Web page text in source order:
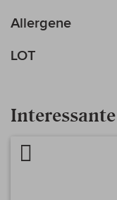
Allergene
LOT